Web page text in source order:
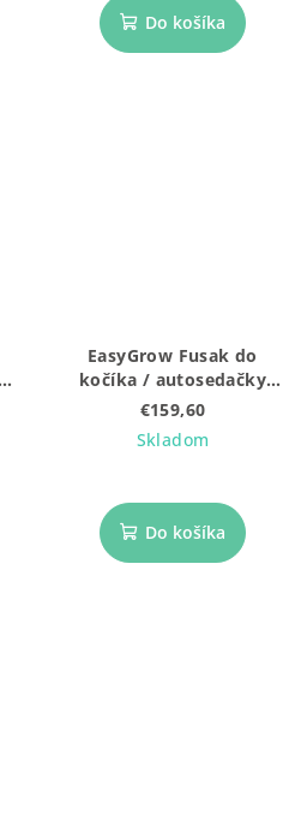
Do košíka
EasyGrow Fusak do
kočíka / autosedačky
Ferd Maxi Green Forest
€159,60
Skladom
Do košíka